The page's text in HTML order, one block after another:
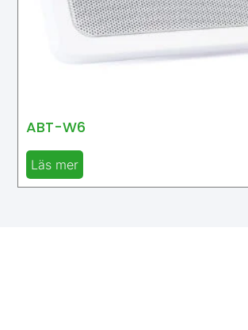
ABT-W6
Läs mer